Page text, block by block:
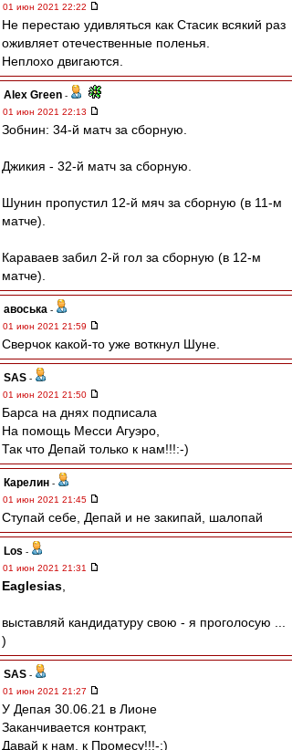
01 июн 2021 22:22
Не перестаю удивляться как Стасик всякий раз
оживляет отечественные поленья.
Неплохо двигаются.
Alex Green -
01 июн 2021 22:13
Зобнин: 34-й матч за сборную.
Джикия - 32-й матч за сборную.
Шунин пропустил 12-й мяч за сборную (в 11-м
матче).
Караваев забил 2-й гол за сборную (в 12-м
матче).
авоська -
01 июн 2021 21:59
Сверчок какой-то уже воткнул Шуне.
SAS -
01 июн 2021 21:50
Барса на днях подписала
На помощь Месси Агуэро,
Так что Депай только к нам!!!:-)
Карелин -
01 июн 2021 21:45
Ступай себе, Депай и не закипай, шалопай
Los -
01 июн 2021 21:31
Eaglesias
выставляй кандидатуру свою - я проголосую ...
)
SAS -
01 июн 2021 21:27
У Депая 30.06.21 в Лионе
Заканчивается контракт,
Давай к нам, к Промесу!!!-:)